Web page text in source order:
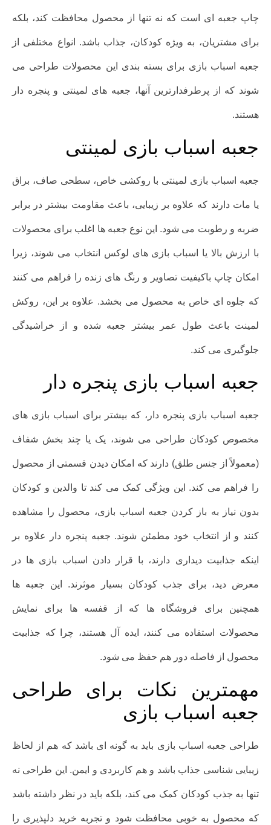
چاپ جعبه ای است که نه تنها از محصول محافظت کند، بلکه
برای مشتریان، به ویژه کودکان، جذاب باشد. انواع مختلفی از
جعبه اسباب بازی برای بسته بندی این محصولات طراحی می
شوند که از پرطرفدارترین آنها، جعبه های لمینتی و پنجره دار
هستند.
جعبه اسباب بازی لمینتی
جعبه اسباب بازی لمینتی با روکشی خاص، سطحی صاف، براق
یا مات دارند که علاوه بر زیبایی، باعث مقاومت بیشتر در برابر
ضربه و رطوبت می شود. این نوع جعبه ها اغلب برای محصولات
با ارزش بالا یا اسباب بازی های لوکس انتخاب می شوند، زیرا
امکان چاپ باکیفیت تصاویر و رنگ های زنده را فراهم می کنند
که جلوه ای خاص به محصول می بخشد. علاوه بر این، روکش
لمینت باعث طول عمر بیشتر جعبه شده و از خراشیدگی
جلوگیری می کند.
جعبه اسباب بازی پنجره دار
جعبه اسباب بازی پنجره دار، که بیشتر برای اسباب بازی های
مخصوص کودکان طراحی می شوند، یک یا چند بخش شفاف
(معمولاً از جنس طلق) دارند که امکان دیدن قسمتی از محصول
را فراهم می کند. این ویژگی کمک می کند تا والدین و کودکان
بدون نیاز به باز کردن جعبه اسباب بازی، محصول را مشاهده
کنند و از انتخاب خود مطمئن شوند. جعبه پنجره دار علاوه بر
اینکه جذابیت دیداری دارند، با قرار دادن اسباب بازی ها در
معرض دید، برای جذب کودکان بسیار موثرند. این جعبه ها
همچنین برای فروشگاه ها که از قفسه ها برای نمایش
محصولات استفاده می کنند، ایده آل هستند، چرا که جذابیت
محصول از فاصله دور هم حفظ می شود.
مهمترین نکات برای طراحی
جعبه اسباب بازی
طراحی جعبه اسباب بازی باید به گونه ای باشد که هم از لحاظ
زیبایی شناسی جذاب باشد و هم کاربردی و ایمن. این طراحی نه
تنها به جذب کودکان کمک می کند، بلکه باید در نظر داشته باشد
که محصول به خوبی محافظت شود و تجربه خرید دلپذیری را